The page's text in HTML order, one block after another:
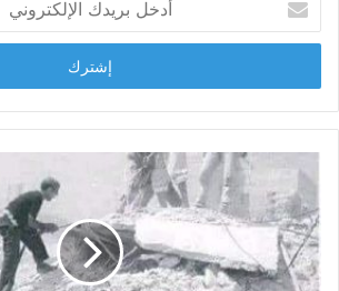
ب
خ
ب
ر
ا
ل
إ
ل